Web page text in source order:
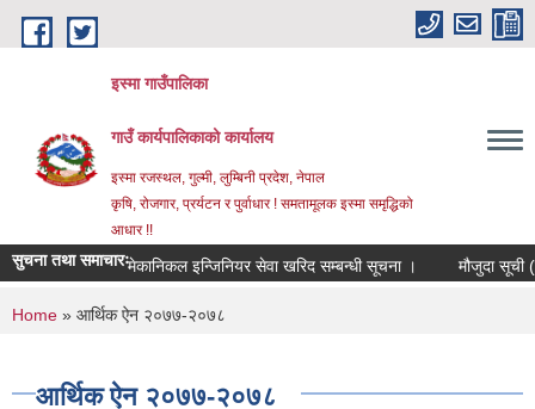
Skip to main content
इस्मा गाउँपालिका
गाउँ कार्यपालिकाको कार्यालय
इस्मा रजस्थल, गुल्मी, लुम्बिनी प्रदेश, नेपाल
कृषि, रोजगार, प्रर्यटन र पुर्वाधार ! समतामूलक इस्मा समृद्धिको
आधार !!
सुचना तथा समाचारःमेकानिकल इन्जिनियर सेवा खरिद सम्बन्धी सूचना । मौजुदा सूची
You are here
Home » आर्थिक ऐन २०७७-२०७८
आर्थिक ऐन २०७७-२०७८